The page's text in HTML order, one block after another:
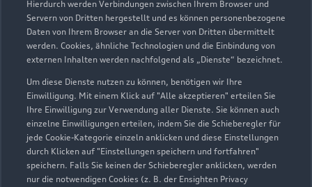
Hierdurch werden Verbindungen zwischen Ihrem Browser und
Servern von Dritten hergestellt und es können personenbezogene
Daten von Ihrem Browser an die Server von Dritten übermittelt
werden. Cookies, ähnliche Technologien und die Einbindung von
externen Inhalten werden nachfolgend als „Dienste“ bezeichnet.
Um diese Dienste nutzen zu können, benötigen wir Ihre
Einwilligung. Mit einem Klick auf "Alle akzeptieren" erteilen Sie
Ihre Einwilligung zur Verwendung aller Dienste. Sie können auch
einzelne Einwilligungen erteilen, indem Sie die Schieberegler für
jede Cookie-Kategorie einzeln anklicken und diese Einstellungen
durch Klicken auf "Einstellungen speichern und fortfahren"
speichern. Falls Sie keinen der Schieberegler anklicken, werden
nur die notwendigen Cookies (z. B. der Ensighten Privacy
Zu den Rädern